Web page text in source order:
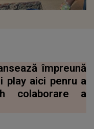
împreună
play aici penru a
colaborare a